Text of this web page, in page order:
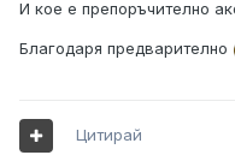
И кое е препоръчително
Благодаря предварително
Цитирай